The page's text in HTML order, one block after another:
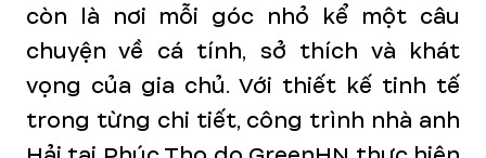
còn là nơi mỗi góc nhỏ kể một câu
chuyện về cá tính, sở thích và khát
vọng của gia chủ. Với thiết kế tinh tế
trong từng chi tiết, công trình nhà anh